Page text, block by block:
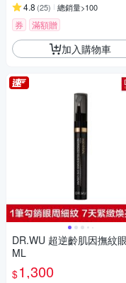
4.8 (25) 總銷量>100
券 滿額贈
加入購物車
DR.WU 超逆齡肌因撫紋
ML
$1,300